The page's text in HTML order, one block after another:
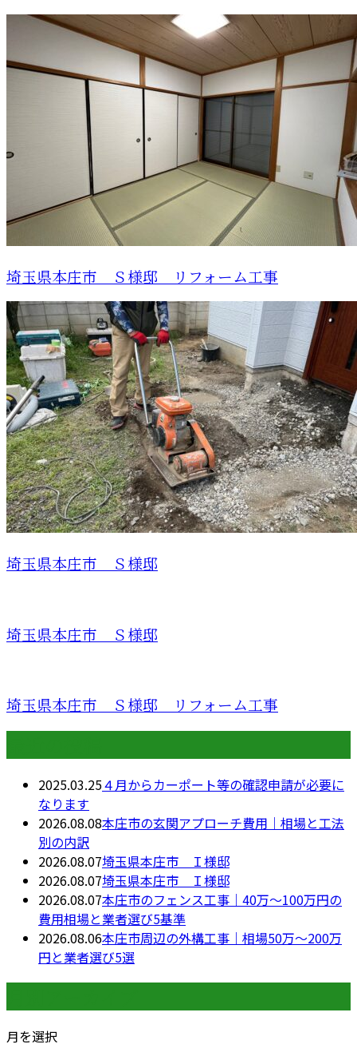
埼玉県本庄市 Ｓ様邸 リフォーム工事
埼玉県本庄市 Ｓ様邸
埼玉県本庄市 Ｓ様邸
埼玉県本庄市 Ｓ様邸 リフォーム工事
2025.03.25４月からカーポート等の確認申請が必要に
なります
2026.08.08本庄市の玄関アプローチ費用｜相場と工法
別の内訳
2026.08.07埼玉県本庄市 Ｉ様邸
2026.08.07埼玉県本庄市 Ｉ様邸
2026.08.07本庄市のフェンス工事｜40万〜100万円の
費用相場と業者選び5基準
2026.08.06本庄市周辺の外構工事｜相場50万〜200万
円と業者選び5選
月を選択